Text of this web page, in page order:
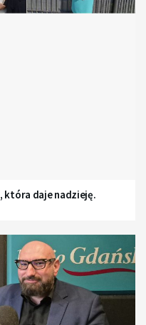
która daje nadzieję.